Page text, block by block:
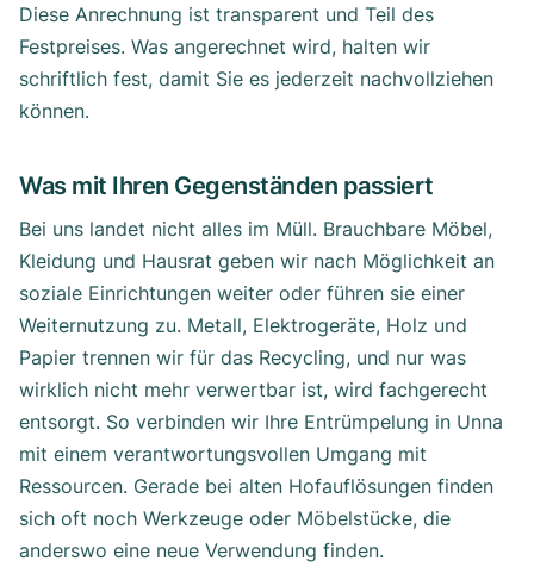
Diese Anrechnung ist transparent und Teil des
Festpreises. Was angerechnet wird, halten wir
schriftlich fest, damit Sie es jederzeit nachvollziehen
können.
Was mit Ihren Gegenständen passiert
Bei uns landet nicht alles im Müll. Brauchbare Möbel,
Kleidung und Hausrat geben wir nach Möglichkeit an
soziale Einrichtungen weiter oder führen sie einer
Weiternutzung zu. Metall, Elektrogeräte, Holz und
Papier trennen wir für das Recycling, und nur was
wirklich nicht mehr verwertbar ist, wird fachgerecht
entsorgt. So verbinden wir Ihre Entrümpelung in Unna
mit einem verantwortungsvollen Umgang mit
Ressourcen. Gerade bei alten Hofauflösungen finden
sich oft noch Werkzeuge oder Möbelstücke, die
anderswo eine neue Verwendung finden.